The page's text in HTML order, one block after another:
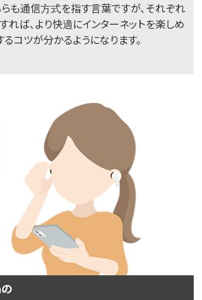
らも通信方式を指す言葉ですが、それぞれ
れば、より快適にインターネットを楽しめ
コツが分かるようになります。